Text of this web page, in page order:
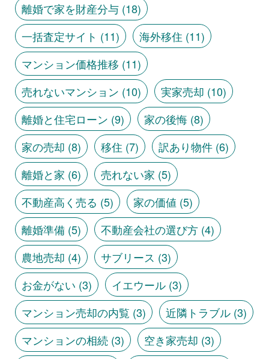
離婚で家を財産分与(18)
一括査定サイト (11) 海外移住 (11)
マンション価格推移 (11)
売れないマンション (10) 実家売却 (10)
離婚と住宅ローン (9) 家の後悔(8)
家の売却 (8) 移住 (7) 訳あり物件(6)
離婚と家 (6) 売れない家 (5)
不動産高く売る (5) 家の価値 (5)
離婚準備(5) 不動産会社の選び方(4)
農地売却 (4) サブリース (3)
お金がない (3) イエウール(3)
マンション売却の内覧 (3) 近隣トラブル(3)
マンションの相続(3) 空き家売却 (3)